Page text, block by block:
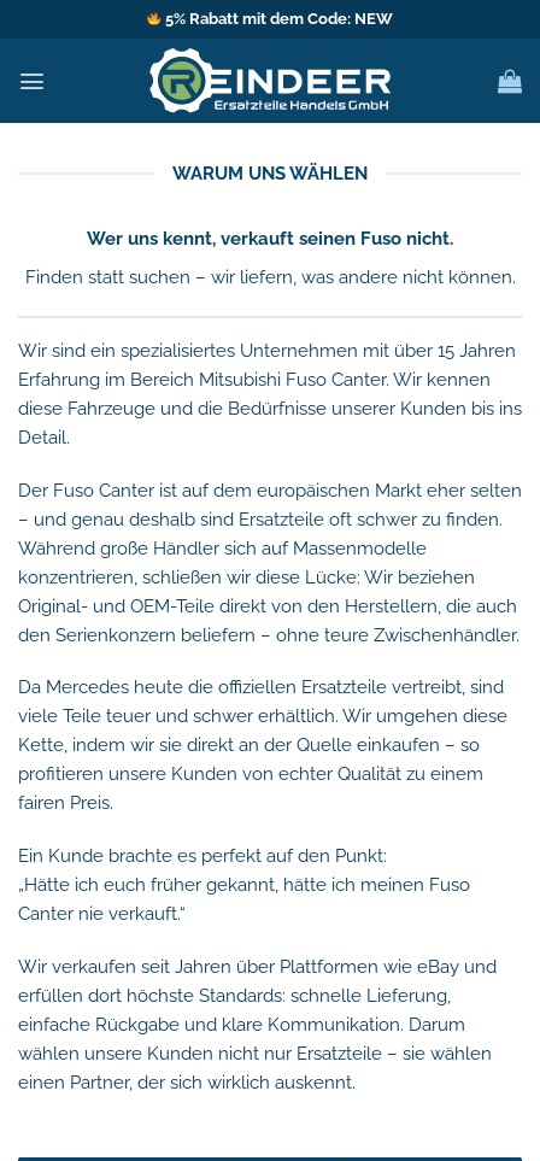
springen
5% Rabatt mit dem Code: NEW
WARUM UNS WÄHLEN
Wer uns kennt, verkauft seinen Fuso nicht.
Finden statt suchen – wir liefern, was andere nicht können.
Wir sind ein spezialisiertes Unternehmen mit über 15 Jahren
Erfahrung im Bereich Mitsubishi Fuso Canter. Wir kennen
diese Fahrzeuge und die Bedürfnisse unserer Kunden bis ins
Detail.
Der Fuso Canter ist auf dem europäischen Markt eher selten
– und genau deshalb sind Ersatzteile oft schwer zu finden.
Während große Händler sich auf Massenmodelle
konzentrieren, schließen wir diese Lücke: Wir beziehen
Original- und OEM-Teile direkt von den Herstellern, die auch
den Serienkonzern beliefern – ohne teure Zwischenhändler.
Da Mercedes heute die offiziellen Ersatzteile vertreibt, sind
viele Teile teuer und schwer erhältlich. Wir umgehen diese
Kette, indem wir sie direkt an der Quelle einkaufen – so
profitieren unsere Kunden von echter Qualität zu einem
fairen Preis.
Ein Kunde brachte es perfekt auf den Punkt:
„Hätte ich euch früher gekannt, hätte ich meinen Fuso
Canter nie verkauft.“
Wir verkaufen seit Jahren über Plattformen wie eBay und
erfüllen dort höchste Standards: schnelle Lieferung,
einfache Rückgabe und klare Kommunikation. Darum
wählen unsere Kunden nicht nur Ersatzteile – sie wählen
einen Partner, der sich wirklich auskennt.